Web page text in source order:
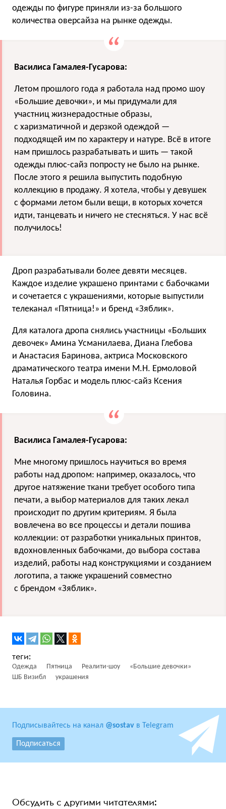
одежды по фигуре приняли из-за большого
количества оверсайза на рынке одежды.
Василиса Гамалея-Гусарова:
Летом прошлого года я работала над промо шоу
«Большие девочки», и мы придумали для
участниц жизнерадостные образы,
с харизматичной и дерзкой одеждой —
подходящей им по характеру и натуре. Всё в итоге
нам пришлось разрабатывать и шить — такой
одежды плюс-сайз попросту не было на рынке.
После этого я решила выпустить подобную
коллекцию в продажу. Я хотела, чтобы у девушек
с формами летом были вещи, в которых хочется
идти, танцевать и ничего не стесняться. У нас всё
получилось!
Дроп разрабатывали более девяти месяцев.
Каждое изделие украшено принтами с бабочками
и сочетается с украшениями, которые выпустили
телеканал «Пятница!» и бренд «Зяблик».
Для каталога дропа снялись участницы «Больших
девочек» Амина Усманилаева, Диана Глебова
и Анастасия Баринова, актриса Московского
драматического театра имени М.Н. Ермоловой
Наталья Горбас и модель плюс-сайз Ксения
Головина.
Василиса Гамалея-Гусарова:
Мне многому пришлось научиться во время
работы над дропом: например, оказалось, что
другое натяжение ткани требует особого типа
печати, а выбор материалов для таких лекал
происходит по другим критериям. Я была
вовлечена во все процессы и детали пошива
коллекции: от разработки уникальных принтов,
вдохновленных бабочками, до выбора состава
изделий, работы над конструкциями и созданием
логотипа, а также украшений совместно
с брендом «Зяблик».
Одежда Пятница Реалити-шоу
«Большие девочки»
ШБ Визибл
украшения
Подписывайтесь на канал @sostav в Telegram
Подписаться
Обсудить с другими читателями: